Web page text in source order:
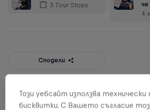
3 Tour Stops
4
Сподели
Откъс от статията
Този уебсайт използва технически
бисквитки. С Вашето съгласие